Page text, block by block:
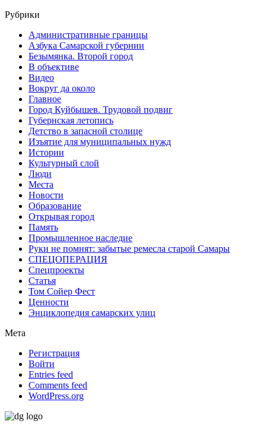
Рубрики
Административные границы
Азбука Самарской губернии
Безымянка. Второй город
В объективе
Видео
Вокруг да около
Главное
Город Куйбышев. Трудовой подвиг
Губернская летопись
Детство в запасной столице
Изъятие для муниципальных нужд
Истории
Культурный слой
Люди
Места
Новости
Образование
Открывая город
Память
Промышленное наследие
Руки не помнят: забытые ремесла старой Самары
СПЕЦОПЕРАЦИЯ
Спецпроекты
Статья
Том Сойер Фест
Ценности
Энциклопедия самарских улиц
Мета
Регистрация
Войти
Entries feed
Comments feed
WordPress.org